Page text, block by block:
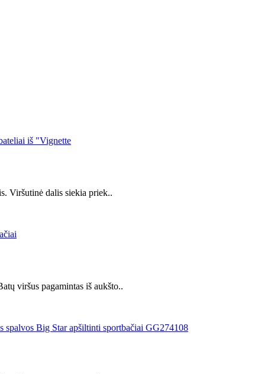
Viršutinė dalis siekia priek..
viršus pagamintas iš aukšto..